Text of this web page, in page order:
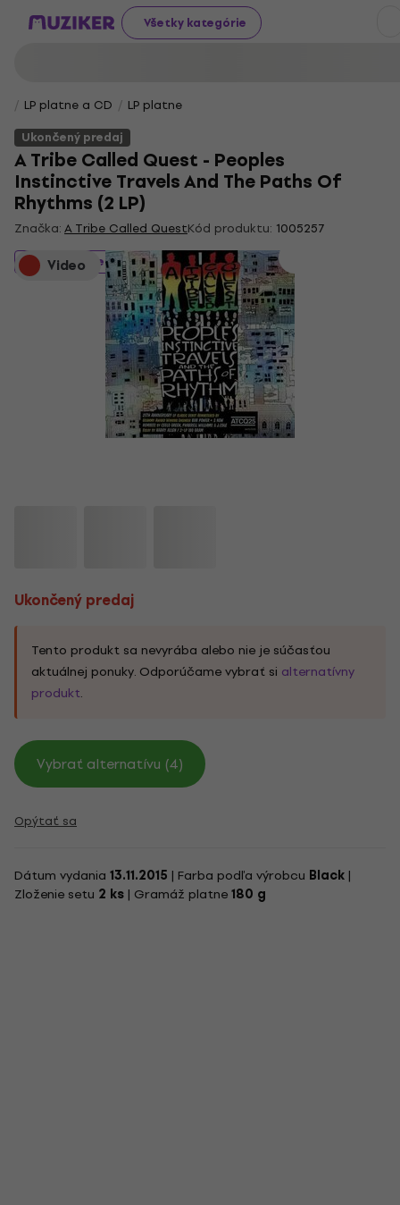
Všetky kategórie
LP platne a CD
LP platne
Ukončený predaj
A Tribe Called Quest - Peoples
Instinctive Travels And The Paths Of
Rhythms (2 LP)
Značka:A Tribe Called QuestKód produktu: 1005257
Video
Ukončený predaj
Ukončený predaj
Tento produkt sa nevyrába alebo nie je súčasťou
aktuálnej ponuky. Odporúčame vybrať si alternatívny
produkt.
Vybrať alternatívu (4)
Opýtať sa
Dátum vydania 13.11.2015 | Farba podľa výrobcu Black |
Zloženie setu 2 ks | Gramáž platne180 g